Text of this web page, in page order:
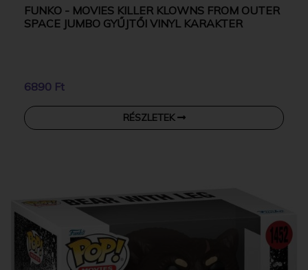
FUNKO - MOVIES KILLER KLOWNS FROM OUTER
SPACE JUMBO GYŰJTŐI VINYL KARAKTER
6890 Ft
RÉSZLETEK